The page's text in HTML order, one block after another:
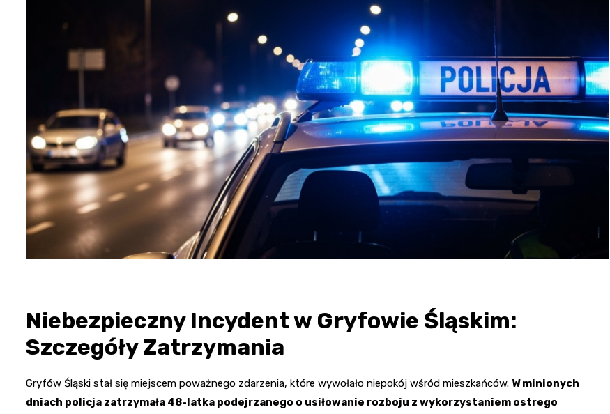
Kino
Poczta
Niebezpieczny Incydent w Gryfowie Śląskim:
Szczegóły Zatrzymania
Gryfów Śląski stał się miejscem poważnego zdarzenia, które wywołało niepokój wśród mieszkańców. W minionych
dniach policja zatrzymała 48-latka podejrzanego o usiłowanie rozboju z wykorzystaniem ostrego